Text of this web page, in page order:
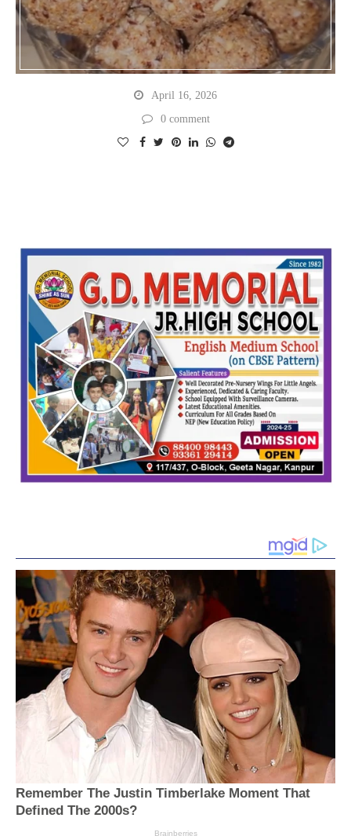
April 16, 2026
0 comment